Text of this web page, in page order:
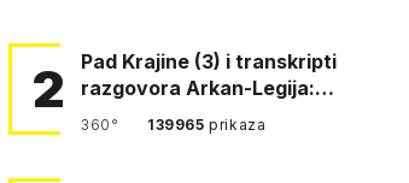
2
Pad Krajine (3) i transkripti
razgovora Arkan-Legija:
'Čujem, prelazite ustašam…
360° 139965prikaza